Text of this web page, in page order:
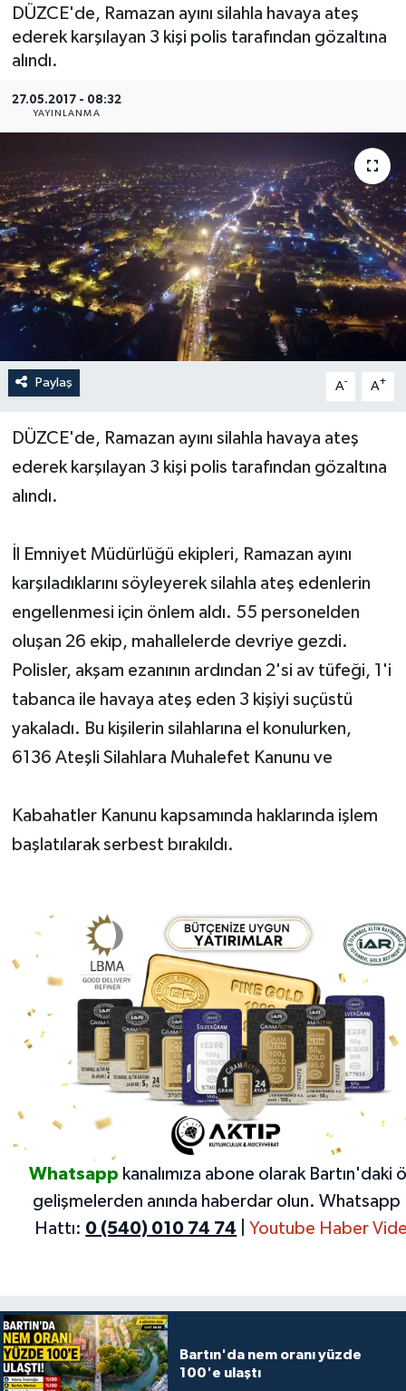
DÜZCE'de, Ramazan ayını silahla havaya ateş
ederek karşılayan 3 kişi polis tarafından gözaltına
alındı.
27.05.2017 - 08:32
YAYINLANMA
Paylaş A- A+
DÜZCE'de, Ramazan ayını silahla havaya ateş
ederek karşılayan 3 kişi polis tarafından gözaltına
alındı.
İl Emniyet Müdürlüğü ekipleri, Ramazan ayını
karşıladıklarını söyleyerek silahla ateş edenlerin
engellenmesi için önlem aldı. 55 personelden
oluşan 26 ekip, mahallelerde devriye gezdi.
Polisler, akşam ezanının ardından 2'si av tüfeği, 1'i
tabanca ile havaya ateş eden 3 kişiyi suçüstü
yakaladı. Bu kişilerin silahlarına el konulurken,
6136 Ateşli Silahlara Muhalefet Kanunu ve
Kabahatler Kanunu kapsamında haklarında işlem
başlatılarak serbest bırakıldı.
Whatsapp kanalımıza abone olarak Bartın'daki
gelişmelerden anında haberdar olun. Whatsapp
Hattı: 0 (540) 010 74 74 Youtube Haber
Bartın'da nem oranı yüzde
100'e ulaştı
Medya
Sivil Toplum
Siyaset
Spor
Tarım
Turizm
Yerel Yönetimler
DÜNYA